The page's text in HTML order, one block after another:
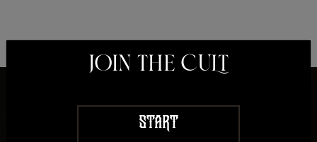
JOIN THE CULT
START